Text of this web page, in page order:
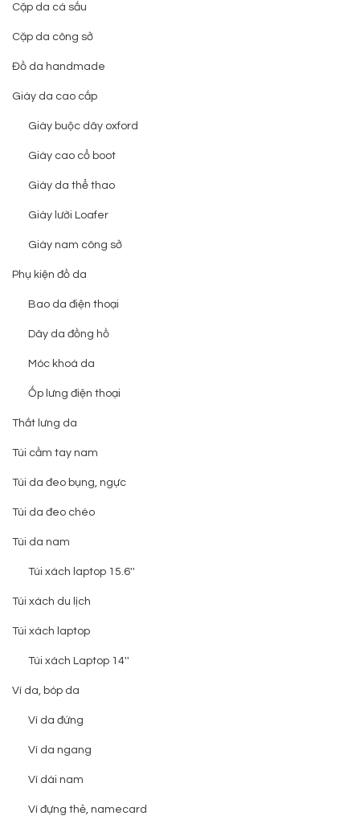
Cặp da cá sấu
Cặp da công sở
Đồ da handmade
Giày da cao cấp
Giày buộc dây oxford
Giày cao cổ boot
Giày da thể thao
Giày lười Loafer
Giày nam công sở
Phụ kiện đồ da
Bao da điện thoại
Dây da đồng hồ
Móc khoá da
Ốp lưng điện thoại
Thắt lưng da
Túi cầm tay nam
Túi da đeo bụng, ngực
Túi da đeo chéo
Túi da nam
Túi xách laptop 15.6''
Túi xách du lịch
Túi xách laptop
Túi xách Laptop 14''
Ví da, bóp da
Ví da đứng
Ví da ngang
Ví dài nam
Ví đựng thẻ, namecard